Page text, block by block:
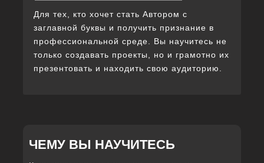
Для тех, кто хочет стать Автором с
заглавной буквы и получить признание в
профессиональной среде. Вы научитесь не
только создавать проекты, но и грамотно их
презентовать и находить свою аудиторию.
ЧЕМУ ВЫ НАУЧИТЕСЬ